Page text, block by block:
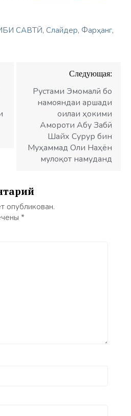
САВТӢ, Слайдер, Фарҳанг,
Следующая:
Рустами Эмомалӣ бо
намояндаи аршади
оилаи ҳокими
Амороти Абу Забӣ
Шайх Сурур бин
Муҳаммад Оли Наҳён
мулоқот намуданд
опубликован.
*